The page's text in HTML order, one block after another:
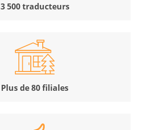
3 500 traducteurs
Plus de 80 filiales